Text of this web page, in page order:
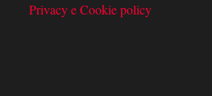
Privacy e Cookie policy